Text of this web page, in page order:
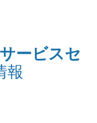
ービスセ
報